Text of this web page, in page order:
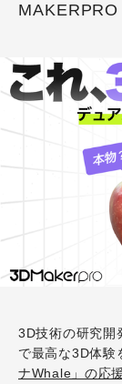
MAKERPRO
3D技術の研究開
で最高な3D体験
ナWhale」の応